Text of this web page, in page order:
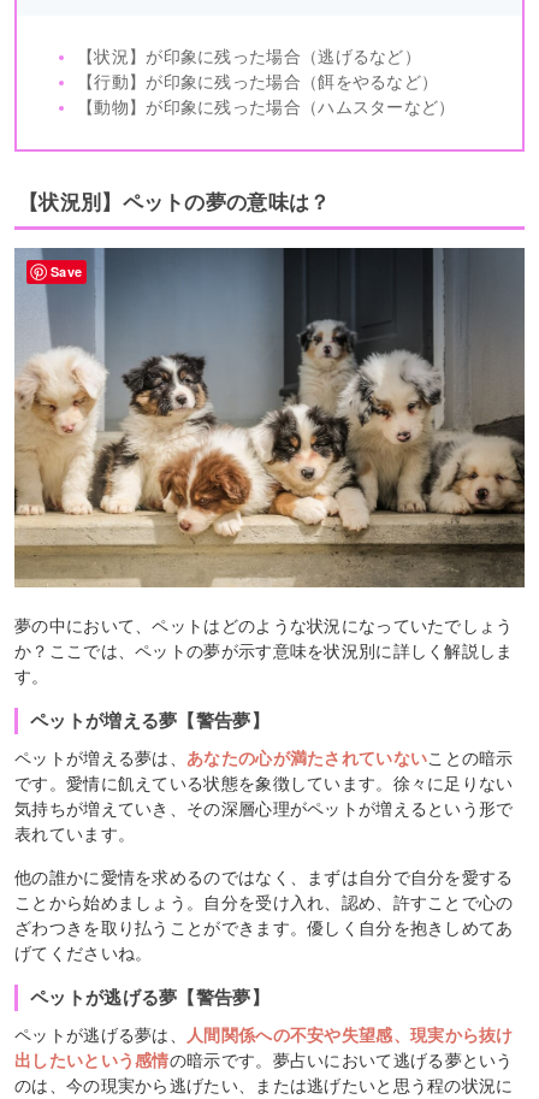
【状況】が印象に残った場合（逃げるなど）
【行動】が印象に残った場合（餌をやるなど）
【動物】が印象に残った場合（ハムスターなど）
【状況別】ペットの夢の意味は？
夢の中において、ペットはどのような状況になっていたでしょう
か？ここでは、ペットの夢が示す意味を状況別に詳しく解説しま
す。
ペットが増える夢【警告夢】
ペットが増える夢は、 あなたの心が満たされていないことの暗示
です。愛情に飢えている状態を象徴しています。徐々に足りない
気持ちが増えていき、その深層心理がペットが増えるという形で
表れています。
他の誰かに愛情を求めるのではなく、まずは自分で自分を愛する
ことから始めましょう。自分を受け入れ、認め、許すことで心の
ざわつきを取り払うことができます。優しく自分を抱きしめてあ
げてくださいね。
ペットが逃げる夢【警告夢】
ペットが逃げる夢は、
人間関係への不安や失望感、現実から抜け
出したいという感情の暗示です。夢占いにおいて逃げる夢という
のは、今の現実から逃げたい、または逃げたいと思う程の状況に
Save